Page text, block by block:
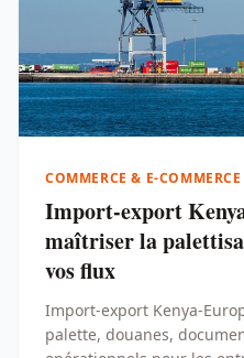
COMMERCE & E-COMMERCE
Import-export
maîtriser la
vos flux
Import-export Kenya-
palette, douanes,